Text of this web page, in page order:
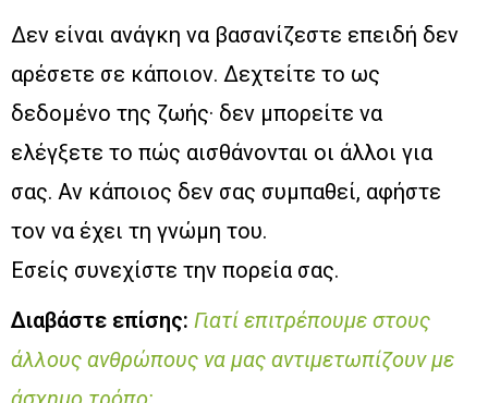
Δεν είναι ανάγκη να βασανίζεστε επειδή δεν
αρέσετε σε κάποιον. Δεχτείτε το ως
δεδομένο της ζωής· δεν μπορείτε να
ελέγξετε το πώς αισθάνονται οι άλλοι για
σας. Αν κάποιος δεν σας συμπαθεί, αφήστε
τον να έχει τη γνώμη του.
Εσείς συνεχίστε την πορεία σας.
Διαβάστε επίσης: Γιατί επιτρέπουμε στους
άλλους ανθρώπους να μας αντιμετωπίζουν με